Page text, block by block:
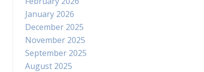
January 2026
December 2025
November 2025
September 2025
August 2025